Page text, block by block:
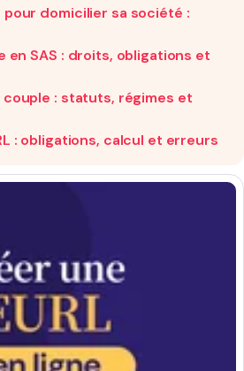
domicilier sa société :
SAS : droits, obligations et
couple : statuts, régimes et
: obligations, calcul et erreurs